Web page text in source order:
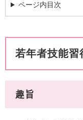
ページ内目次
若年者技能習
趣旨